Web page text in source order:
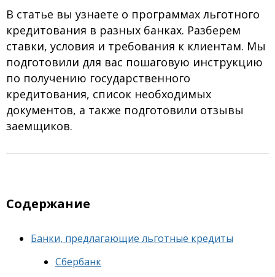
В статье вы узнаете о программах льготного
кредитования в разных банках. Разберем
ставки, условия и требования к клиентам. Мы
подготовили для вас пошаговую инструкцию
по получению государственного
кредитования, список необходимых
документов, а также подготовили отзывы
заемщиков.
Содержание
Банки, предлагающие льготные кредиты
Сбербанк